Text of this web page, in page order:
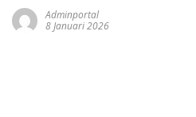
Adminportal
8 Januari 2026